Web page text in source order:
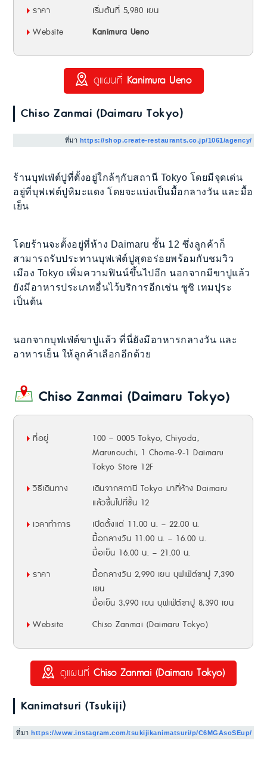
ราคา
เริ่มต้นที่ 5,980 เยน
Website
Kanimura Ueno
ดูแผนที่ Kanimura Ueno
Chiso Zanmai (Daimaru Tokyo)
ที่มา https://shop.create-restaurants.co.jp/1061/agency/
ร้านบุฟเฟ่ต์ปูที่ตั้งอยู่ใกล้ๆกับสถานี Tokyo โดยมีจุดเด่น
อยู่ที่บุฟเฟต์ปูหิมะแดง โดยจะแบ่งเป็นมื้อกลางวัน และมื้อ
เย็น
โดยร้านจะตั้งอยู่ที่ห้าง Daimaru ชั้น 12 ซึ่งลูกค้าก็
สามารถรับประทานบุฟเฟ่ต์ปูสุดอร่อยพร้อมกับชมวิว
เมือง Tokyo เพิ่มความฟินน์ขึ้นไปอีก นอกจากมีขาปูแล้ว
ยังมีอาหารประเภทอื่นไว้บริการอีกเช่น ซูชิ เทมปุระ
เป็นต้น
นอกจากบุฟเฟ่ต์ขาปูแล้ว ที่นี่ยังมีอาหารกลางวัน และ
อาหารเย็น ให้ลูกค้าเลือกอีกด้วย
Chiso Zanmai (Daimaru Tokyo)
ที่อยู่
100 – 0005 Tokyo, Chiyoda,
Marunouchi, 1 Chome-9-1 Daimaru
Tokyo Store 12F
วิธีเดินทาง
เดินจากสถานี Tokyo มาที่ห้าง Daimaru
แล้วขึ้นไปที่ชั้น 12
เวลาทำการ
เปิดตั้งแต่ 11.00 น. – 22.00 น.
มื้อกลางวัน 11.00 น. – 16.00 น.
มื้อเย็น 16.00 น. – 21.00 น.
ราคา
มื้อกลางวัน 2,990 เยน บุฟเฟ่ต์ขาปู 7,390
เยน
มื้อเย็น 3,990 เยน บุฟเฟ่ต์ขาปู 8,390 เยน
Website
Chiso Zanmai (Daimaru Tokyo)
ดูแผนที่ Chiso Zanmai (Daimaru Tokyo)
Kanimatsuri (Tsukiji)
ที่มา https://www.instagram.com/tsukijikanimatsuri/p/C6MGAsoSEup/